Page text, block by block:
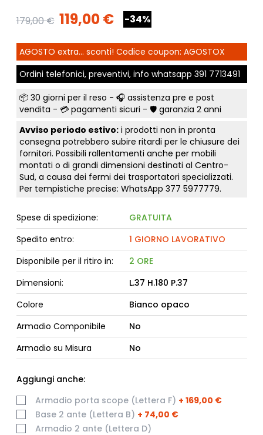
179,00 € 119,00 € -34%
AGOSTO extra... sconti! Codice coupon: AGOSTOX
Ordini telefonici, preventivi, info whatsapp 391 7713491
📦 30 giorni per il reso - 🎧 assistenza pre e post
vendita - 💳 pagamenti sicuri - 🛡️ garanzia 2 anni
Avviso periodo estivo:i prodotti non in pronta
consegna potrebbero subire ritardi per le chiusure dei
fornitori. Possibili rallentamenti anche per mobili
montati o di grandi dimensioni destinati al Centro-
Sud, a causa dei fermi dei trasportatori specializzati.
Per tempistiche precise: WhatsApp 377 5977779.
Spese di spedizione:
GRATUITA
Spedito entro:
1 GIORNO LAVORATIVO
Disponibile per il ritiro in:
2 ORE
Dimensioni:
L.37 H.180 P.37
Colore
Bianco opaco
Armadio Componibile
No
Armadio su Misura
No
Aggiungi anche:
Armadio porta scope (Lettera F) + 169,00 €
Base 2 ante (Lettera B) + 74,00 €
Armadio 2 ante (Lettera D)